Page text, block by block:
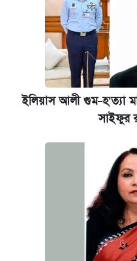
ইলিয়াস আলী গুম-হ'ত্যা
সাইফুর